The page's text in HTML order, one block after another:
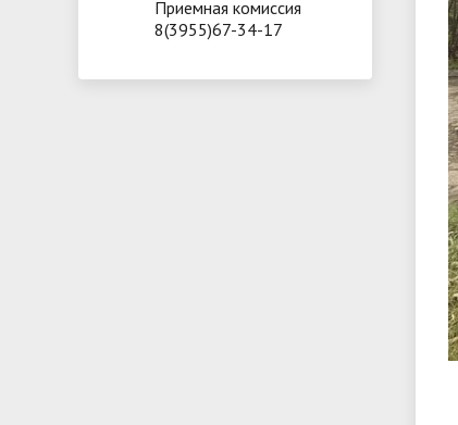
Приемная комиссия
8(3955)67-34-17